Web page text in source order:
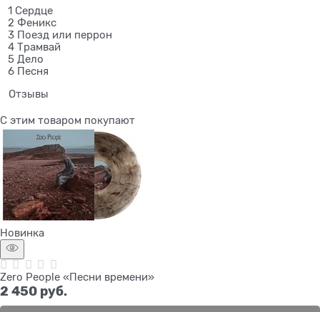
1 Сердце
2 Феникс
3 Поезд или перрон
4 Трамвай
5 Дело
6 Песня
Отзывы
С этим товаром покупают
Новинка
Zero People «Песни времени»
2 450 руб.